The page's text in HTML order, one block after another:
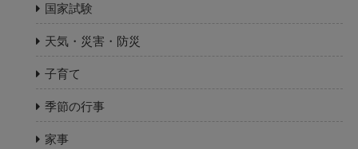
国家試験
天気・災害・防災
子育て
季節の行事
家事